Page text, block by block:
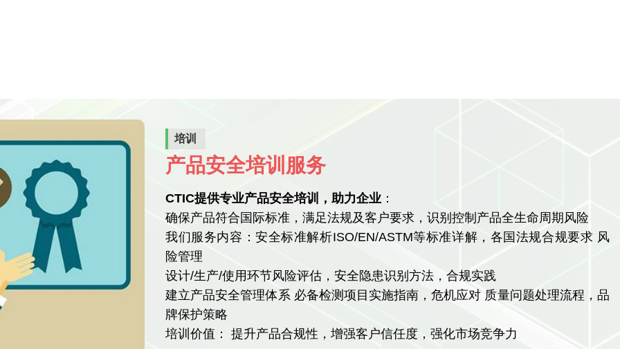
培训
产品安全培训服务
CTIC提供专业产品安全培训，助力企业 ：
确保产品符合国际标准，满足法规及客户要求，识别控制产品全生命周期风险
我们服务内容：安全标准解析ISO/EN/ASTM等标准详解，各国法规合规要求 风
险管理
设计/生产/使用环节风险评估，安全隐患识别方法，合规实践
建立产品安全管理体系 必备检测项目实施指南，危机应对 质量问题处理流程，品
牌保护策略
培训价值： 提升产品合规性，增强客户信任度，强化市场竞争力